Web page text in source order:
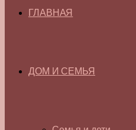
ГЛАВНАЯ
ДОМ И СЕМЬЯ